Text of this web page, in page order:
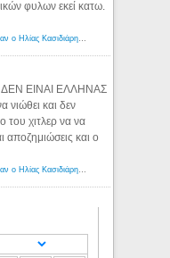
φυλων εκεί κατω.
ΔΕΝ ΕΙΝΑΙ ΕΛΛΗΝΑΣ
νιώθει και δεν
του χιτλερ να να
αποζημιώσεις και ο